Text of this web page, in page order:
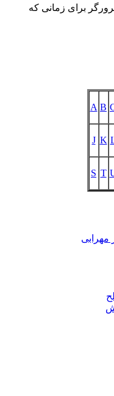
برای زمانی که
B
A
K
J
T
S
مهرابی